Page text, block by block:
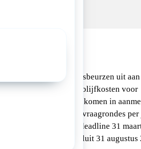
Stichting reikt reisbeurzen uit
Reis- en verblijfkosten voor
aan het buitenland komen in
Er zijn twee aanvraagrondes
ronde heeft als deadline 31
daaropvolgende ronde sluit 31 augustus